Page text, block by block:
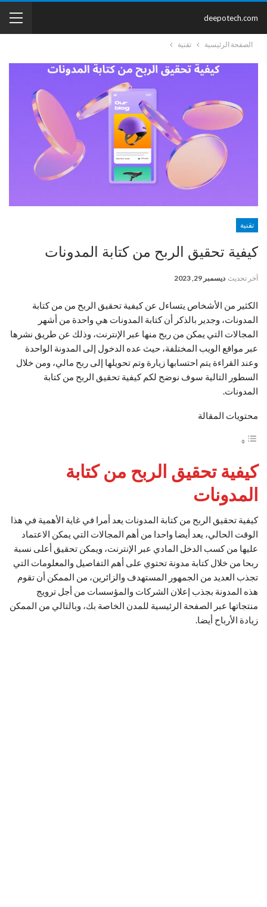
deepotech.com
الصفحة الرئيسية تقنية
تقنية
كيفية تحقيق الربح من كتابة المدونات
آخر تحديث ديسمبر 29, 2023
الكثير من الأشخاص يتساءل عن كيفية تحقيق الربح من من كتابة
المدونات، وجدير بالذكر أن كتابة المدونات هي واحدة من أشهر
المجالات التي يمكن من ربح منها عبر الإنترنت، وذلك عن طريق نشرها
عبر مواقع الويب المختلفة، حيث عده الدخول إلى المدونة الواحدة
وعند القراءة يتم احتسابها زيارة وتم تحويلها إلى ربح مالي، ومن خلال
السطور التالية سوف نوضح لكم كيفية تحقيق الربح من كتابة
المدونات.
محتويات المقالة
كيفية تحقيق الربح من كتابة
المدونات
كيفية تحقيق الربح من كتابة المدونات يعد أمرا في غاية الأهمية في هذا
الوقت الحالي، يعد أيضا واحدا من أهم المجالات التي يمكن الاعتماد
عليها من كسب الدخل المادي عبر الإنترنت، ويمكن تحقيق أعلى نسبة
ربحا من خلال كتابة مدونة تحتوي على أهم التفاصيل والمعلومات التي
تجذب العديد من الجمهور المستهدف والزائرين، من الممكن أن تقوم
هذه المدونة بجذب إعلان الشركات والمؤسسات من أجل ترويج
منتجاتها عبر الصفحة الرئيسية للمدن الخاصة بك، وبالتالي من الممكن
زيادة الأرباح أيضا.